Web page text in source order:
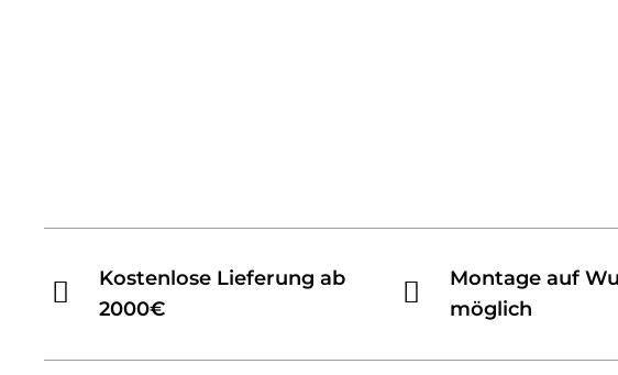
Kostenlose Lieferung ab
2000€
Montage auf
möglich